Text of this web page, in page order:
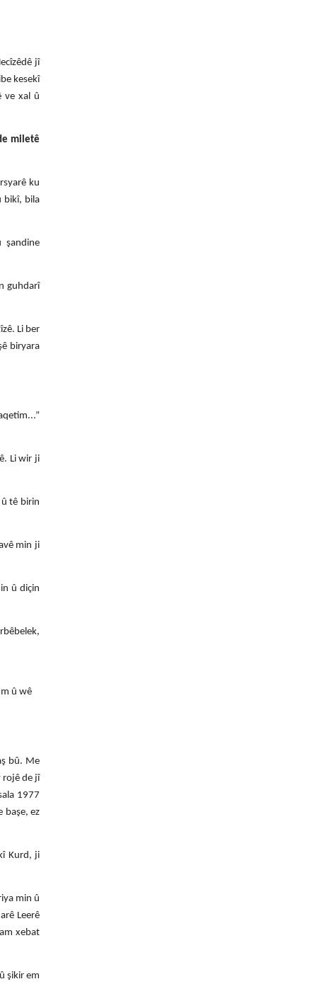
jî
kesekî
ve xal û
miletê
ku
bikî, bila
şandine
guhdarî
Li ber
biryara
Li wir ji
û tê birin
min ji
û diçin
û wê
bû. Me
rojê de jî
1977
başe, ez
Kurd, ji
min û
Leerê
xebat
şikir em